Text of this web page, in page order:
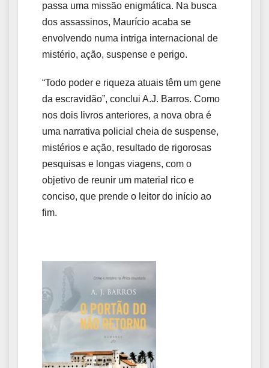
passa uma missão enigmática. Na busca
dos assassinos, Maurício acaba se
envolvendo numa intriga internacional de
mistério, ação, suspense e perigo.
“Todo poder e riqueza atuais têm um gene
da escravidão”, conclui A.J. Barros. Como
nos dois livros anteriores, a nova obra é
uma narrativa policial cheia de suspense,
mistérios e ação, resultado de rigorosas
pesquisas e longas viagens, com o
objetivo de reunir um material rico e
conciso, que prende o leitor do início ao
fim.